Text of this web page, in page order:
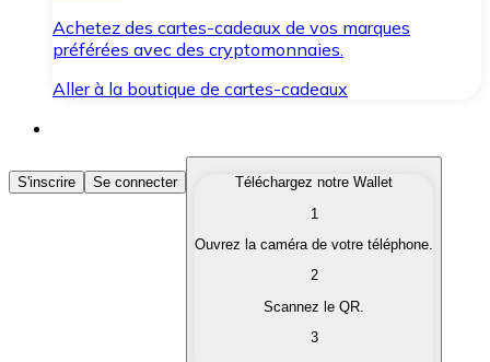
Achetez des cartes-cadeaux de vos marques
préférées avec des cryptomonnaies.
Aller à la boutique de cartes-cadeaux
Acheter des Cryptomonnaies
Achetez les cryptomonnaies qui vous intéressent
Convertissez vos cryptomonnaies en monnaie
S'inscrire Se connecter
Téléchargez notre Wallet
1
Ouvrez la caméra de votre téléphone.
2
Scannez le QR.
3